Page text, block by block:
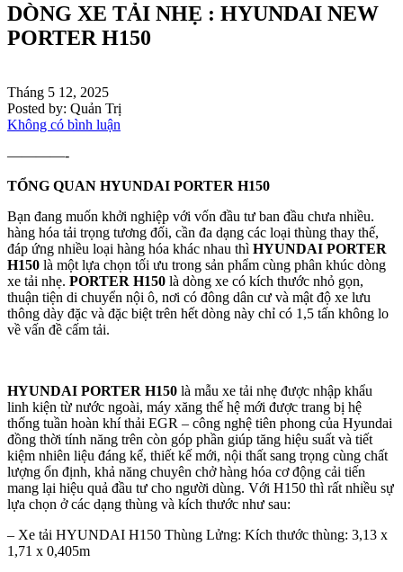
DÒNG XE TẢI NHẸ : HYUNDAI NEW
PORTER H150
Tháng 5 12, 2025
Posted by: Quản Trị
Không có bình luận
————-
TỔNG QUAN HYUNDAI PORTER H150
Bạn đang muốn khởi nghiệp với vốn đầu tư ban đầu chưa nhiều.
hàng hóa tải trọng tương đối, cần đa dạng các loại thùng thay thế,
đáp ứng nhiều loại hàng hóa khác nhau thì HYUNDAI PORTER
H150 là một lựa chọn tối ưu trong sản phẩm cùng phân khúc dòng
xe tải nhẹ. PORTER H150 là dòng xe có kích thước nhỏ gọn,
thuận tiện di chuyển nội ô, nơi có đông dân cư và mật độ xe lưu
thông dày đặc và đặc biệt trên hết dòng này chỉ có 1,5 tấn không lo
về vấn đề cấm tải.
HYUNDAI PORTER H150 là mẫu xe tải nhẹ được nhập khẩu
linh kiện từ nước ngoài, máy xăng thế hệ mới được trang bị hệ
thống tuần hoàn khí thải EGR – công nghệ tiên phong của Hyundai
đồng thời tính năng trên còn góp phần giúp tăng hiệu suất và tiết
kiệm nhiên liệu đáng kể, thiết kế mới, nội thất sang trọng cùng chất
lượng ổn định, khả năng chuyên chở hàng hóa cơ động cải tiến
mang lại hiệu quả đầu tư cho người dùng. Với H150 thì rất nhiều sự
lựa chọn ở các dạng thùng và kích thước như sau:
– Xe tải HYUNDAI H150 Thùng Lửng: Kích thước thùng: 3,13 x
1,71 x 0,405m